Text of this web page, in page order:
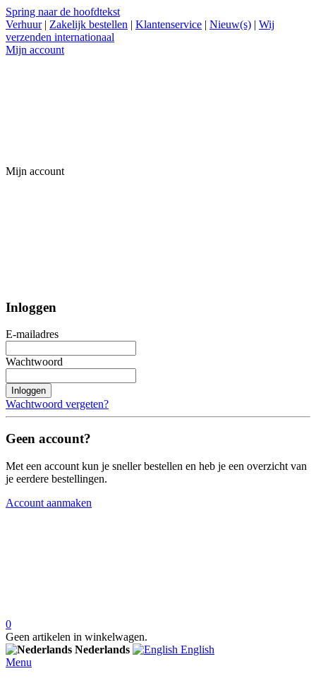
Spring naar de hoofdtekst
Verhuur | Zakelijk bestellen | Klantenservice | Nieuw(s) | Wij
verzenden internationaal
Mijn account
Mijn account
Inloggen
E-mailadres
Wachtwoord
Inloggen
Wachtwoord vergeten?
Geen account?
Met een account kun je sneller bestellen en heb je een overzicht van
je eerdere bestellingen.
Account aanmaken
0
Geen artikelen in winkelwagen.
Nederlands
English
Menu